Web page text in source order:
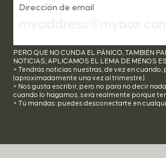
Dirección de email
PERO QUE NO CUNDA EL PÁNICO, TAMBIÉN
NOTICIAS, APLICAMOS EL LEMA DE MENOS
> Tendrás noticias nuestras, de vez en cuando,
(aproximadamente una vez al trimestre)
> Nos gusta escribir, pero no para no decir
cuando lo hagamos, será realmente porque
> Tú mandas: puedes desconectarte en